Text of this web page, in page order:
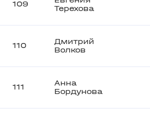
109
Терехова
110
Дмитрий
Волков
111
Анна
Бордунова